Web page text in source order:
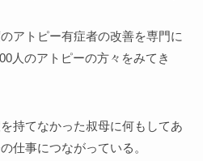
アトピー有症者の改善を専門に
人のアトピーの方々をみてき
持てなかった叔母に何もしてあ
仕事につながっている。